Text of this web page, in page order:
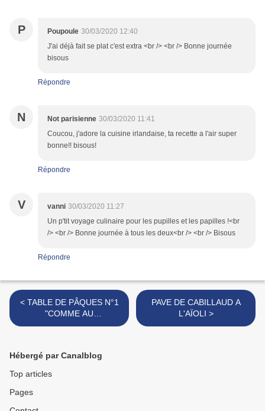
P Poupoule 30/03/2020 12:40
J'ai déjà fait se plat c'est extra <br /> <br /> Bonne journée
bisous
Répondre
N Not parisienne 30/03/2020 11:41
Coucou, j'adore la cuisine irlandaise, ta recette a l'air super
bonne!! bisous!
Répondre
V vanni 30/03/2020 11:27
Un p'tit voyage culinaire pour les pupilles et les papilles !<br
/> <br /> Bonne journée à tous les deux<br /> <br /> Bisous
Répondre
< TABLE DE PÂQUES N°1
"COMME AU
RESTAURANT"
PAVE DE CABILLAUD A
L'AÏOLI >
Hébergé par Canalblog
Top articles
Pages